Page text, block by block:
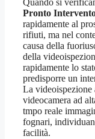
Quando si
Pronto
rapidamente al
rifiuti, ma nel
causa della
della
rapidamente lo
predisporre un
La videoispezione
videocamera ad
tmpo reale
fognari,
facilità.